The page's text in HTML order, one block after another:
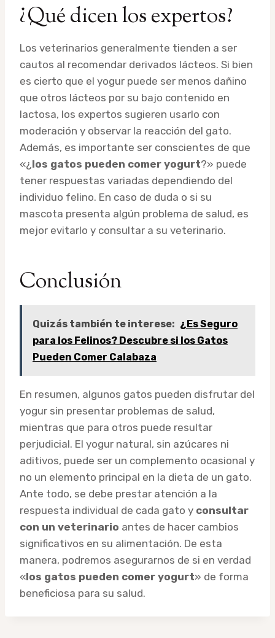
¿Qué dicen los expertos?
Los veterinarios generalmente tienden a ser
cautos al recomendar derivados lácteos. Si bien
es cierto que el yogur puede ser menos dañino
que otros lácteos por su bajo contenido en
lactosa, los expertos sugieren usarlo con
moderación y observar la reacción del gato.
Además, es importante ser conscientes de que
«¿ los gatos pueden comer yogurt?» puede
tener respuestas variadas dependiendo del
individuo felino. En caso de duda o si su
mascota presenta algún problema de salud, es
mejor evitarlo y consultar a su veterinario.
Conclusión
Quizás también te interese: ¿Es Seguro
para los Felinos? Descubre si los Gatos
Pueden Comer Calabaza
En resumen, algunos gatos pueden disfrutar del
yogur sin presentar problemas de salud,
mientras que para otros puede resultar
perjudicial. El yogur natural, sin azúcares ni
aditivos, puede ser un complemento ocasional y
no un elemento principal en la dieta de un gato.
Ante todo, se debe prestar atención a la
respuesta individual de cada gato y consultar
con un veterinario antes de hacer cambios
significativos en su alimentación. De esta
manera, podremos asegurarnos de si en verdad
«los gatos pueden comer yogurt» de forma
beneficiosa para su salud.